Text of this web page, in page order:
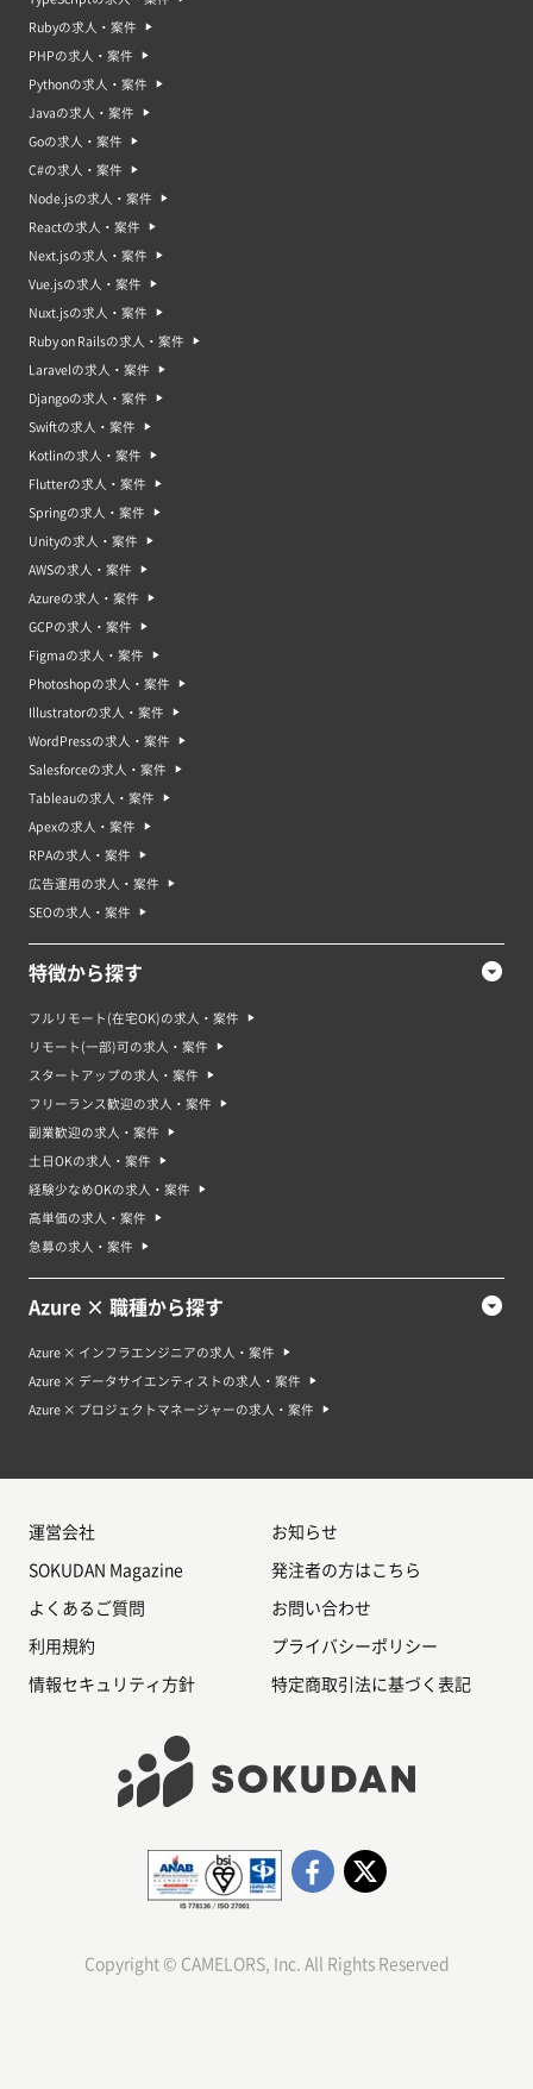
Rubyの求人・案件
PHPの求人・案件
Pythonの求人・案件
Javaの求人・案件
Goの求人・案件
C#の求人・案件
Node.jsの求人・案件
Reactの求人・案件
Next.jsの求人・案件
Vue.jsの求人・案件
Nuxt.jsの求人・案件
Ruby on Railsの求人・案件
Laravelの求人・案件
Djangoの求人・案件
Swiftの求人・案件
Kotlinの求人・案件
Flutterの求人・案件
Springの求人・案件
Unityの求人・案件
AWSの求人・案件
Azureの求人・案件
GCPの求人・案件
Figmaの求人・案件
Photoshopの求人・案件
Illustratorの求人・案件
WordPressの求人・案件
Salesforceの求人・案件
Tableauの求人・案件
Apexの求人・案件
RPAの求人・案件
広告運用の求人・案件
SEOの求人・案件
特徴から探す
フルリモート(在宅OK)の求人・案件
リモート(一部)可の求人・案件
スタートアップの求人・案件
フリーランス歓迎の求人・案件
副業歓迎の求人・案件
土日OKの求人・案件
経験少なめOKの求人・案件
高単価の求人・案件
急募の求人・案件
Azure × 職種から探す
Azure × インフラエンジニアの求人・案件
Azure × データサイエンティストの求人・案件
Azure × プロジェクトマネージャーの求人・案件
運営会社 お知らせ
SOKUDAN Magazine 発注者の方はこちら
よくあるご質問 お問い合わせ
利用規約 プライバシーポリシー
情報セキュリティ方針 特定商取引法に基づく表記
Copyright © CAMELORS, Inc. All Rights Reserved